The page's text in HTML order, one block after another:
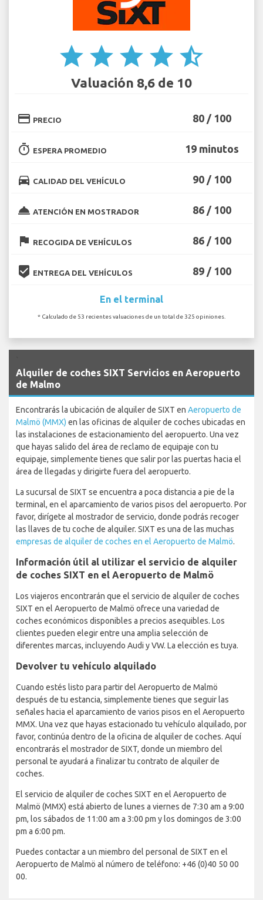
star star star star star_half
Valuación 8,6 de 10
credit_card PRECIO 80 / 100
timer ESPERA PROMEDIO 19 minutos
directions_car CALIDAD DEL VEHÍCULO 90 / 100
room_service ATENCIÓN EN MOSTRADOR 86 / 100
flag RECOGIDA DE VEHÍCULOS 86 / 100
beenhere ENTREGA DEL VEHÍCULOS 89 / 100
En el terminal
* Calculado de 53 recientes valuaciones de un total de 325 opiniones.
Alquiler de coches SIXT Servicios en Aeropuerto
de Malmo
Encontrarás la ubicación de alquiler de SIXT en Aeropuerto de
Malmö (MMX) en las oficinas de alquiler de coches ubicadas en
las instalaciones de estacionamiento del aeropuerto. Una vez
que hayas salido del área de reclamo de equipaje con tu
equipaje, simplemente tienes que salir por las puertas hacia el
área de llegadas y dirigirte fuera del aeropuerto.
La sucursal de SIXT se encuentra a poca distancia a pie de la
terminal, en el aparcamiento de varios pisos del aeropuerto. Por
favor, dirígete al mostrador de servicio, donde podrás recoger
las llaves de tu coche de alquiler. SIXT es una de las muchas
empresas de alquiler de coches en el Aeropuerto de Malmö.
Información útil al utilizar el servicio de alquiler
de coches SIXT en el Aeropuerto de Malmö
Los viajeros encontrarán que el servicio de alquiler de coches
SIXT en el Aeropuerto de Malmö ofrece una variedad de
coches económicos disponibles a precios asequibles. Los
clientes pueden elegir entre una amplia selección de
diferentes marcas, incluyendo Audi y VW. La elección es tuya.
Devolver tu vehículo alquilado
Cuando estés listo para partir del Aeropuerto de Malmö
después de tu estancia, simplemente tienes que seguir las
señales hacia el aparcamiento de varios pisos en el Aeropuerto
MMX. Una vez que hayas estacionado tu vehículo alquilado, por
favor, continúa dentro de la oficina de alquiler de coches. Aquí
encontrarás el mostrador de SIXT, donde un miembro del
personal te ayudará a finalizar tu contrato de alquiler de
coches.
El servicio de alquiler de coches SIXT en el Aeropuerto de
Malmö (MMX) está abierto de lunes a viernes de 7:30 am a 9:00
pm, los sábados de 11:00 am a 3:00 pm y los domingos de 3:00
pm a 6:00 pm.
Puedes contactar a un miembro del personal de SIXT en el
Aeropuerto de Malmö al número de teléfono: +46 (0)40 50 00
00.